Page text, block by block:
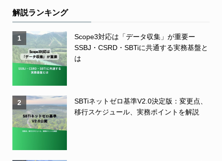
解説ランキング
1
Scope3対応は「データ収集」が重要ー
SSBJ・CSRD・SBTiに共通する実務基盤と
は
2
SBTiネットゼロ基準V2.0決定版：変更点、
移行スケジュール、実務ポイントを解説